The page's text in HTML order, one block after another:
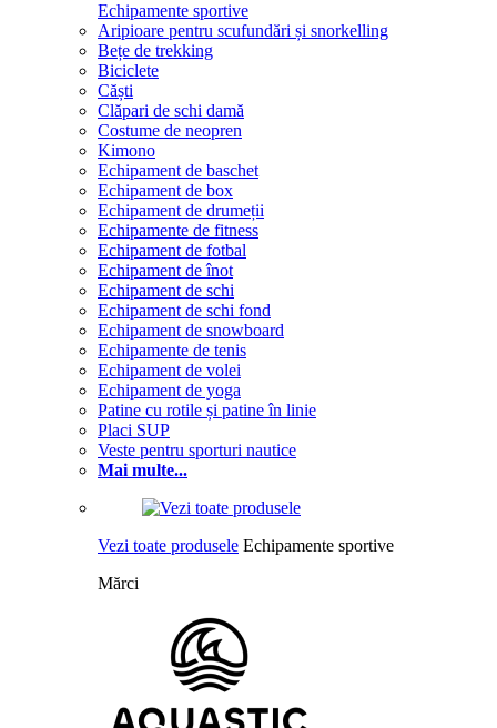
Echipamente sportive
Aripioare pentru scufundări și snorkelling
Bețe de trekking
Biciclete
Căști
Clăpari de schi damă
Costume de neopren
Kimono
Echipament de baschet
Echipament de box
Echipament de drumeții
Echipamente de fitness
Echipament de fotbal
Echipament de înot
Echipament de schi
Echipament de schi fond
Echipament de snowboard
Echipamente de tenis
Echipament de volei
Echipament de yoga
Patine cu rotile și patine în linie
Placi SUP
Veste pentru sporturi nautice
Mai multe...
Vezi toate produsele Echipamente sportive
Mărci